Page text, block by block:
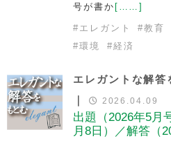
号が書か [……]
# エレガント #教育
#環境 #経済
エレガントな解
2026.04.09
出題（2026年5月
月8日）／解答（